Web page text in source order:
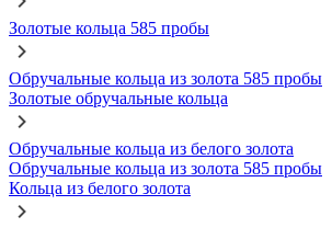
Золотые кольца 585 пробы
Обручальные кольца из золота 585 пробы
Золотые обручальные кольца
Обручальные кольца из белого золота
Обручальные кольца из золота 585 пробы
Кольца из белого золота